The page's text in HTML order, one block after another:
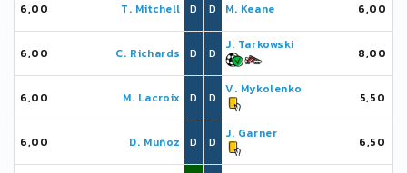
6,00 T. Mitchell D
6,00 C. Richards D
6,00 M. Lacroix D
6,00 D. Muñoz D
D M. Keane 6,00
D
J. Tarkowski
8,00
D
V. Mykolenko
5,50
D
J. Garner
6,50